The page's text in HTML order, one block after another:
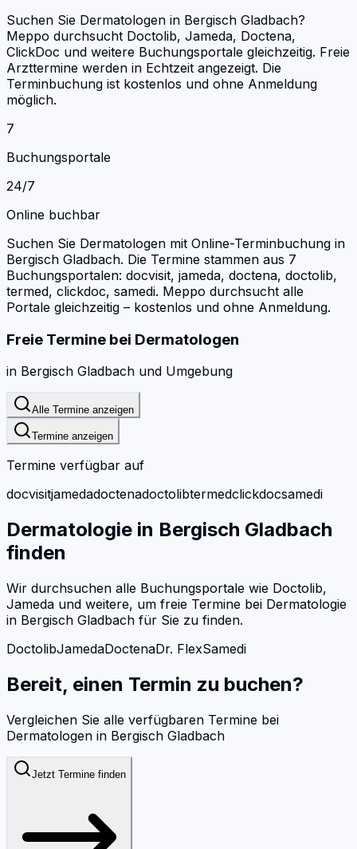
Suchen Sie Dermatologen in Bergisch Gladbach?
Meppo durchsucht Doctolib, Jameda, Doctena,
ClickDoc und weitere Buchungsportale gleichzeitig. Freie
Arzttermine werden in Echtzeit angezeigt. Die
Terminbuchung ist kostenlos und ohne Anmeldung
möglich.
7
Buchungsportale
24/7
Online buchbar
Suchen Sie Dermatologen mit Online-Terminbuchung in
Bergisch Gladbach. Die Termine stammen aus 7
Buchungsportalen: docvisit, jameda, doctena, doctolib,
termed, clickdoc, samedi. Meppo durchsucht alle
Portale gleichzeitig – kostenlos und ohne Anmeldung.
Freie Termine bei Dermatologen
in Bergisch Gladbach und Umgebung
Alle Termine anzeigen
Termine anzeigen
Termine verfügbar auf
docvisitjamedadoctenadoctolibtermedclickdocsamedi
Dermatologie in Bergisch Gladbach
finden
Wir durchsuchen alle Buchungsportale wie Doctolib,
Jameda und weitere, um freie Termine bei Dermatologie
in Bergisch Gladbach für Sie zu finden.
DoctolibJamedaDoctenaDr. FlexSamedi
Bereit, einen Termin zu buchen?
Vergleichen Sie alle verfügbaren Termine bei
Dermatologen in Bergisch Gladbach
Jetzt Termine finden